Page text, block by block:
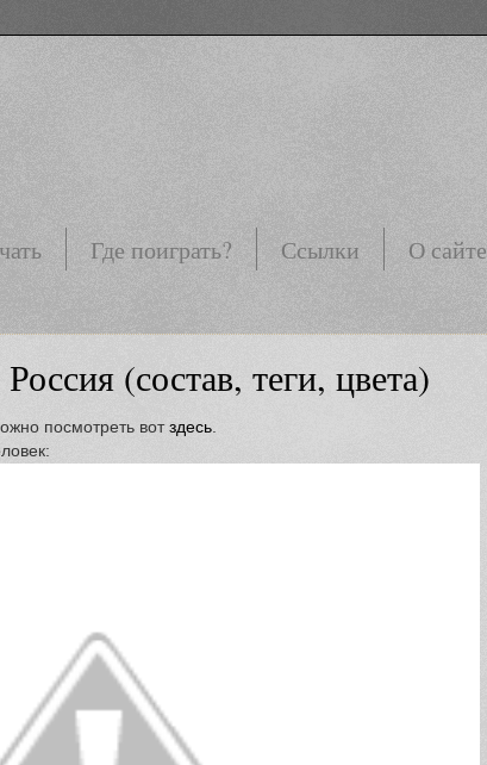
Где поиграть? Ссылки О сайте
(состав, теги, цвета)
посмотреть вот здесь